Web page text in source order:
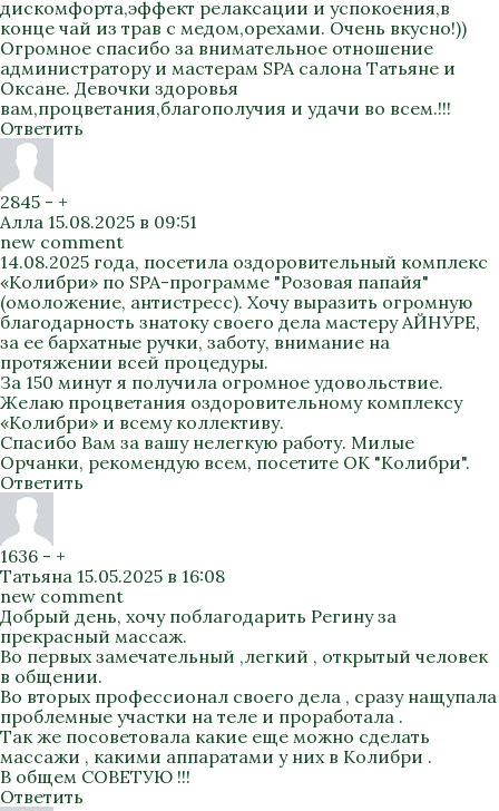
дискомфорта,эффект релаксации и успокоения,в
конце чай из трав с медом,орехами. Очень вкусно!))
Огромное спасибо за внимательное отношение
администратору и мастерам SPA салона Татьяне и
Оксане. Девочки здоровья
вам,процветания,благополучия и удачи во всем.!!!
Ответить
2845 - +
Алла 15.08.2025 в 09:51
new comment
14.08.2025 года, посетила оздоровительный комплекс
«Колибри» по SPA-программе "Розовая папайя"
(омоложение, антистресс). Хочу выразить огромную
благодарность знатоку своего дела мастеру АЙНУРЕ,
за ее бархатные ручки, заботу, внимание на
протяжении всей процедуры.
За 150 минут я получила огромное удовольствие.
Желаю процветания оздоровительному комплексу
«Колибри» и всему коллективу.
Спасибо Вам за вашу нелегкую работу. Милые
Орчанки, рекомендую всем, посетите ОК "Колибри".
Ответить
1636 - +
Татьяна 15.05.2025 в 16:08
new comment
Добрый день, хочу поблагодарить Регину за
прекрасный массаж.
Во первых замечательный ,легкий , открытый человек
в общении.
Во вторых профессионал своего дела , сразу нащупала
проблемные участки на теле и проработала .
Так же посоветовала какие еще можно сделать
массажи , какими аппаратами у них в Колибри .
В общем СОВЕТУЮ !!!
Ответить